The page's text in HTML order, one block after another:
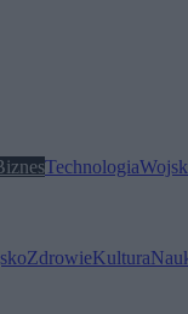
Technologia
ZdrowieKultura